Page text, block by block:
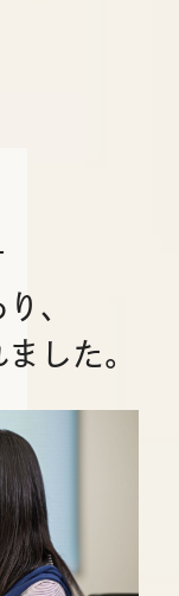
、
した。